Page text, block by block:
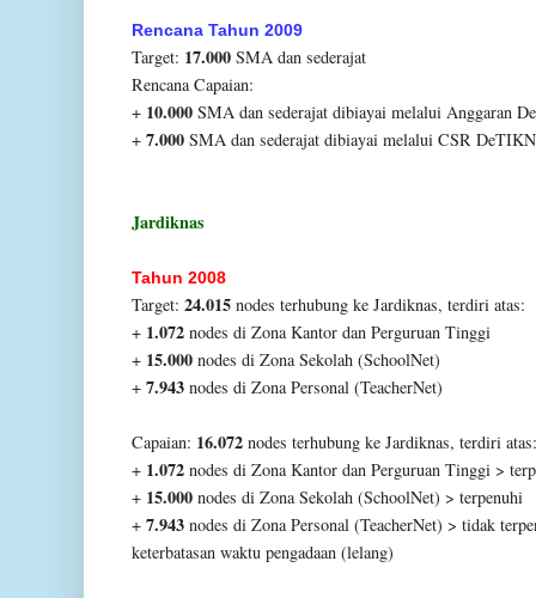
Rencana Tahun 2009
Target: 17.000 SMA dan sederajat
Rencana Capaian:
+ 10.000 SMA dan sederajat dibiayai melalui Anggaran
+ 7.000 SMA dan sederajat dibiayai melalui CSR
Jardiknas
Tahun 2008
Target: 24.015 nodes terhubung ke Jardiknas, terdiri atas:
+ 1.072 nodes di Zona Kantor dan Perguruan Tinggi
+ 15.000 nodes di Zona Sekolah (SchoolNet)
+ 7.943 nodes di Zona Personal (TeacherNet)
Capaian: 16.072 nodes terhubung ke Jardiknas, terdiri atas:
+ 1.072 nodes di Zona Kantor dan Perguruan Tinggi >
+ 15.000 nodes di Zona Sekolah (SchoolNet) > terpenuhi
+ 7.943 nodes di Zona Personal (TeacherNet) > tidak
keterbatasan waktu pengadaan (lelang)